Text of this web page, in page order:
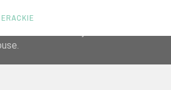
its services and to analyze